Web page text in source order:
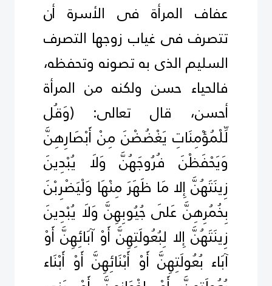
عفاف المرأة فى الأسرة أن
تتصرف فى غياب زوجها التصرف
السليم الذى به تصونه وتحفظه،
فالحياء حسن ولكنه من المرأة
أحسن، قال تعالى: )وَقُل
لِّلْمُؤْمِنَاتِ يَغْضُضْنَ مِنْ أَبْصَارِهِنَّ
وَيَحْفَظْنَ فُرُوجَهُنَّ وَلَا يُبْدِينَ
زِينَتَهُنَّ إِلا مَا ظَهَرَ مِنْهَا وَلْيَضْرِبْنَ
بِخُمُرِهِنَّ عَلَى جُيُوبِهِنَّ وَلَا يُبْدِينَ
زِينَتَهُنَّ إِلا لِبُعُولَتِهِنَّ أَوْ آبَائِهِنَّ أَوْ
آبَاء بُعُولَتِهِنَّ أَوْ أَبْنَائِهِنَّ أَوْ أَبْنَاء